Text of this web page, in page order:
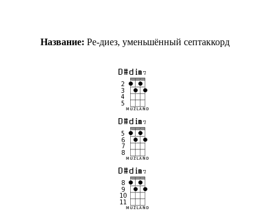
Название: Ре-диез, уменьшённый септаккорд